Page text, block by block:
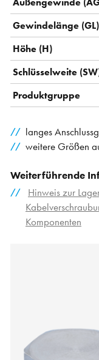
Gewindelänge (GL)
Höhe (H)
Schlüsselweite
Produktgruppe
langes
weitere Größen
Weiterführende
Hinweis zur
Komponenten